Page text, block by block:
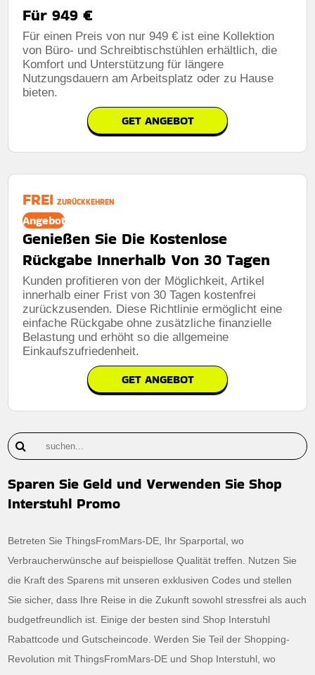
Für 949 €
Für einen Preis von nur 949 € ist eine Kollektion
von Büro- und Schreibtischstühlen erhältlich, die
Komfort und Unterstützung für längere
Nutzungsdauern am Arbeitsplatz oder zu Hause
bieten.
GET ANGEBOT
FREI ZURÜCKKEHREN
Angebot
Genießen Sie Die Kostenlose
Rückgabe Innerhalb Von 30 Tagen
Kunden profitieren von der Möglichkeit, Artikel
innerhalb einer Frist von 30 Tagen kostenfrei
zurückzusenden. Diese Richtlinie ermöglicht eine
einfache Rückgabe ohne zusätzliche finanzielle
Belastung und erhöht so die allgemeine
Einkaufszufriedenheit.
GET ANGEBOT
Sparen Sie Geld und Verwenden Sie Shop
Interstuhl Promo
Betreten Sie ThingsFromMars-DE, Ihr Sparportal, wo
Verbraucherwünsche auf beispiellose Qualität treffen. Nutzen Sie
die Kraft des Sparens mit unseren exklusiven Codes und stellen
Sie sicher, dass Ihre Reise in die Zukunft sowohl stressfrei als auch
budgetfreundlich ist. Einige der besten sind Shop Interstuhl
Rabattcode und Gutscheincode. Werden Sie Teil der Shopping-
Revolution mit ThingsFromMars-DE und Shop Interstuhl, wo